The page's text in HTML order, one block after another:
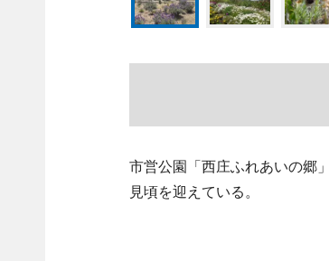
市営公園「西庄ふれあいの郷
見頃を迎えている。